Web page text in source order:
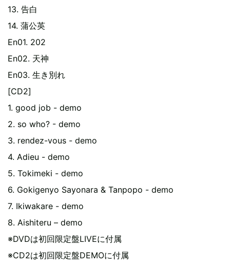
13. 告白
14. 蒲公英
En01. 202
En02. 天神
En03. 生き別れ
[CD2]
1. good job - demo
2. so who? - demo
3. rendez-vous - demo
4. Adieu - demo
5. Tokimeki - demo
6. Gokigenyo Sayonara & Tanpopo - demo
7. Ikiwakare - demo
8. Aishiteru – demo
※DVDは初回限定盤LIVEに付属
※CD2は初回限定盤DEMOに付属